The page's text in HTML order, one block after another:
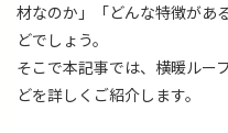
材なのか」「どんな特徴があ
どでしょう。
そこで本記事では、横暖ルー
どを詳しくご紹介します。